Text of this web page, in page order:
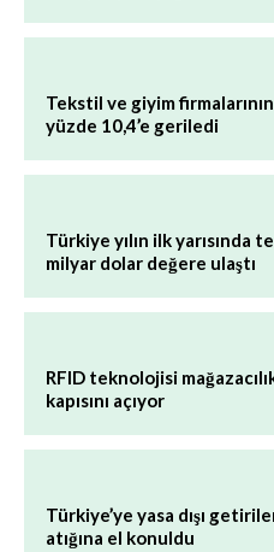
Tekstil ve giyim
yüzde 10,4’e geriledi
Türkiye yılın ilk yarısında
milyar dolar değere ulaştı
RFID teknolojisi
kapısını açıyor
Türkiye’ye yasa dışı
atığına el konuldu